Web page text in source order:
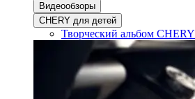
Видеообзоры
CHERY для детей
Творческий альбом CHERY